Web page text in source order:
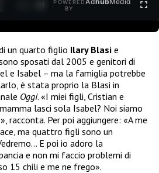
POWERED
BY
un quarto figlio Ilary Blasi e
sposati dal 2005 e genitori di
e Isabel – ma la famiglia potrebbe
è stata proprio la Blasi in
Oggi. «I miei figli, Cristian e
lasci sola Isabel? Noi siamo
racconta. Per poi aggiungere: «A me
ma quattro figli sono un
E poi io adoro la
e non mi faccio problemi di
15 chili e me ne frego».